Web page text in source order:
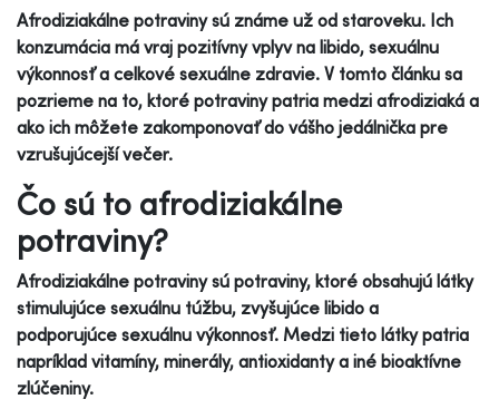
Afrodiziakálne potraviny sú známe už od staroveku. Ich
konzumácia má vraj pozitívny vplyv na libido, sexuálnu
výkonnosť a celkové sexuálne zdravie. V tomto článku sa
pozrieme na to, ktoré potraviny patria medzi afrodiziaká a
ako ich môžete zakomponovať do vášho jedálnička pre
vzrušujúcejší večer.
Čo sú to afrodiziakálne
potraviny?
Afrodiziakálne potraviny sú potraviny, ktoré obsahujú látky
stimulujúce sexuálnu túžbu, zvyšujúce libido a
podporujúce sexuálnu výkonnosť. Medzi tieto látky patria
napríklad vitamíny, minerály, antioxidanty a iné bioaktívne
zlúčeniny.